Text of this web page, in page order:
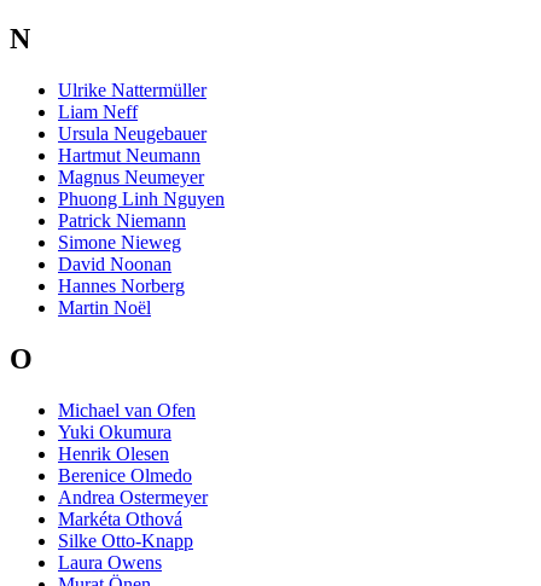
N
Ulrike Nattermüller
Liam Neff
Ursula Neugebauer
Hartmut Neumann
Magnus Neumeyer
Phuong Linh Nguyen
Patrick Niemann
Simone Nieweg
David Noonan
Hannes Norberg
Martin Noël
O
Michael van Ofen
Yuki Okumura
Henrik Olesen
Berenice Olmedo
Andrea Ostermeyer
Markéta Othová
Silke Otto-Knapp
Laura Owens